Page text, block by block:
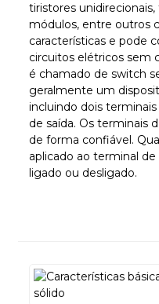
tiristores
módulos, entre outros
características e pode
circuitos elétricos sem
é chamado de switch
geralmente um
incluindo dois
de saída. Os terminais
de forma confiável.
aplicado ao terminal
ligado ou desligado.